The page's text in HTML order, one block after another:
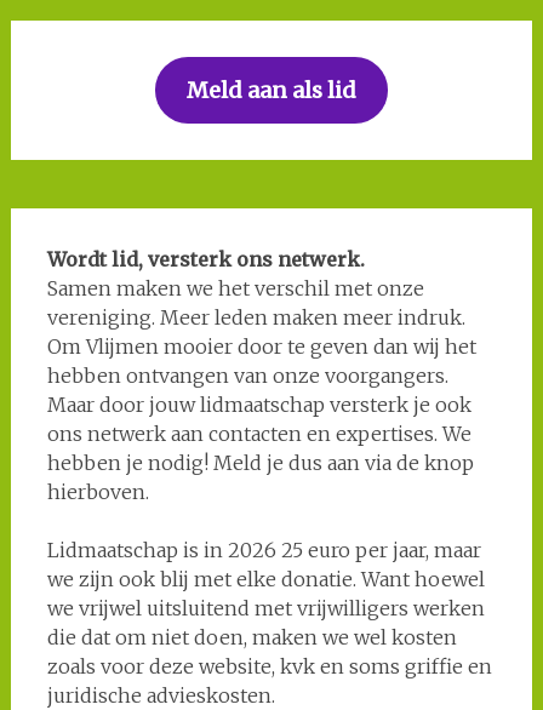
Meld aan als lid
Wordt lid, versterk ons netwerk.
Samen maken we het verschil met onze
vereniging. Meer leden maken meer indruk.
Om Vlijmen mooier door te geven dan wij het
hebben ontvangen van onze voorgangers.
Maar door jouw lidmaatschap versterk je ook
ons netwerk aan contacten en expertises. We
hebben je nodig! Meld je dus aan via de knop
hierboven.
Lidmaatschap is in 2026 25 euro per jaar, maar
we zijn ook blij met elke donatie. Want hoewel
we vrijwel uitsluitend met vrijwilligers werken
die dat om niet doen, maken we wel kosten
zoals voor deze website, kvk en soms griffie en
juridische advieskosten.